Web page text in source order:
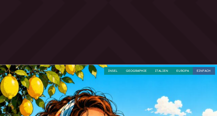
EINFACH
EUROPA
ITALIEN
GEOGRAPHIE
INSEL